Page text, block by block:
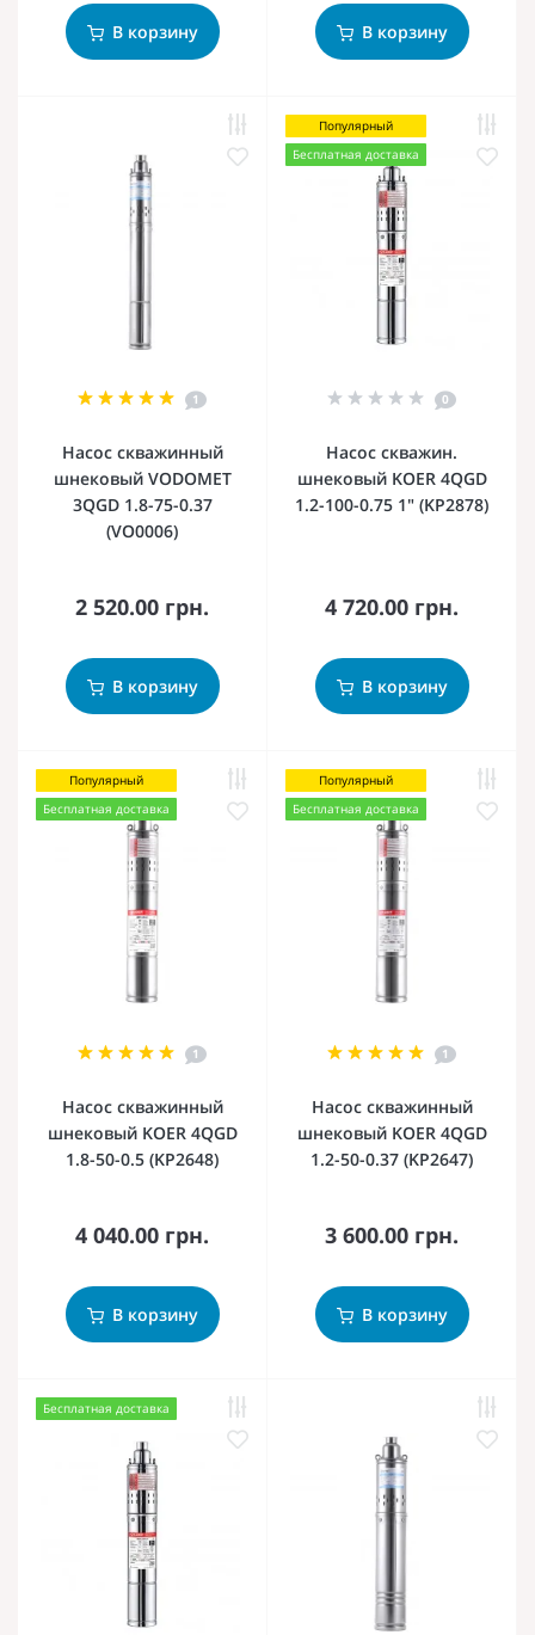
В корзину В корзину
1
Насос скважинный
шнековый VODOMET
3QGD 1.8-75-0.37
(VO0006)
2 520.00 грн.
В корзину
Популярный
Бесплатная доставка
0
Насос скважин.
шнековый KOER 4QGD
1.2-100-0.75 1" (KP2878)
4 720.00 грн.
В корзину
Популярный
Бесплатная доставка
1
Насос скважинный
шнековый KOER 4QGD
1.8-50-0.5 (KP2648)
4 040.00 грн.
В корзину
Популярный
Бесплатная доставка
1
Насос скважинный
шнековый KOER 4QGD
1.2-50-0.37 (KP2647)
3 600.00 грн.
В корзину
Бесплатная доставка